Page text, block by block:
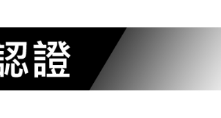
交易，需依本服務之必要範圍內提供個人資料，並將交易相
求債權轉讓予恩沛科技股份有限公司。
２．關於個人資料處理事宜，請瀏覽以下網址：
https://aftee.tw/terms/#terms3
３．未成年的使用者請事先徵得法定代理人或監護人之同意